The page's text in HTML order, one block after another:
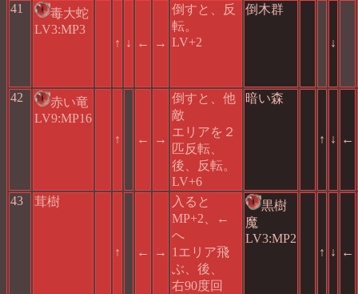
41
毒大蛇
LV3:MP3
↑ ↓ ← →
倒すと、反
転。
LV+2
倒木群
↓
42
赤い竜
LV9:MP16
↑
← →
倒すと、他
敵
エリアを２
匹反転、
後、反転。
LV+6
暗い森
↑ ↓ ←
43 茸樹
↑ ← →
入ると
MP+2、←
へ
1エリア飛
ぶ、後、
右90度回
黒樹
魔
LV3:MP2
↑ ↓ ←